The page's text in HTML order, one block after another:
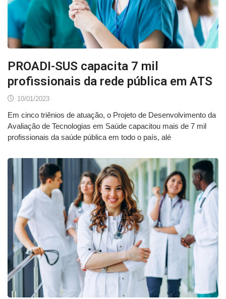
PROADI-SUS capacita 7 mil
profissionais da rede pública em ATS
10/01/2023
Em cinco triênios de atuação, o Projeto de Desenvolvimento da
Avaliação de Tecnologias em Saúde capacitou mais de 7 mil
profissionais da saúde pública em todo o país, alé